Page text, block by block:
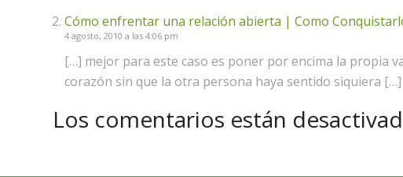
Cómo enfrentar una relación abierta | Como
4 agosto, 2010 a las 4:06 pm
[…] mejor para este caso es poner por encima la propia
corazón sin que la otra persona haya sentido siquiera […]
Los comentarios están